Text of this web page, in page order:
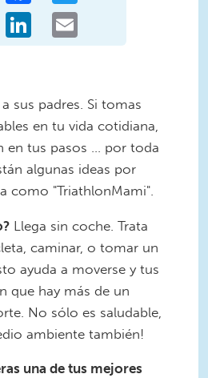
LinkedIn
sus padres. Si tomas
en tu vida cotidiana,
en tus pasos ... por toda
algunas ideas por
como "TriathlonMami".
Llega sin coche. Trata
caminar, o tomar un
ayuda a moverse y tus
que hay más de un
No sólo es saludable,
ambiente también!
una de tus mejores